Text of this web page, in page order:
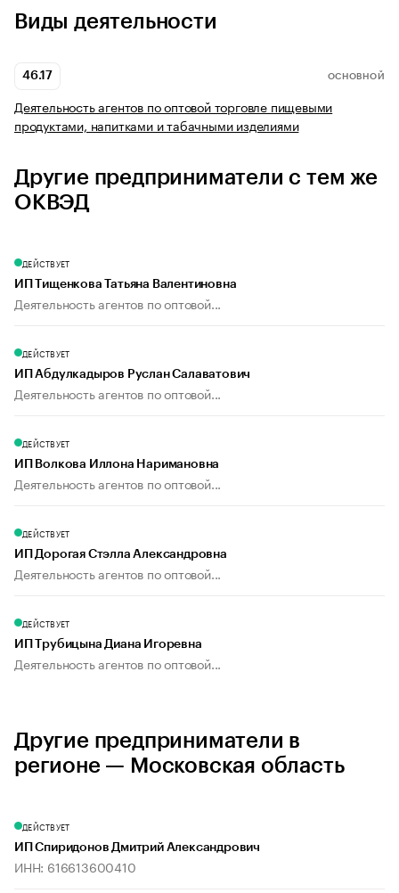
Виды деятельности
46.17 ОСНОВНОЙ
Деятельность агентов по оптовой торговле пищевыми
продуктами, напитками и табачными изделиями
Другие предприниматели с тем же
ОКВЭД
ДЕЙСТВУЕТ
ИП Тищенкова Татьяна Валентиновна
Деятельность агентов по оптовой...
ДЕЙСТВУЕТ
ИП Абдулкадыров Руслан Салаватович
Деятельность агентов по оптовой...
ДЕЙСТВУЕТ
ИП Волкова Иллона Наримановна
Деятельность агентов по оптовой...
ДЕЙСТВУЕТ
ИП Дорогая Стэлла Александровна
Деятельность агентов по оптовой...
ДЕЙСТВУЕТ
ИП Трубицына Диана Игоревна
Деятельность агентов по оптовой...
Другие предприниматели в
регионе — Московская область
ДЕЙСТВУЕТ
ИП Спиридонов Дмитрий Александрович
ИНН: 616613600410